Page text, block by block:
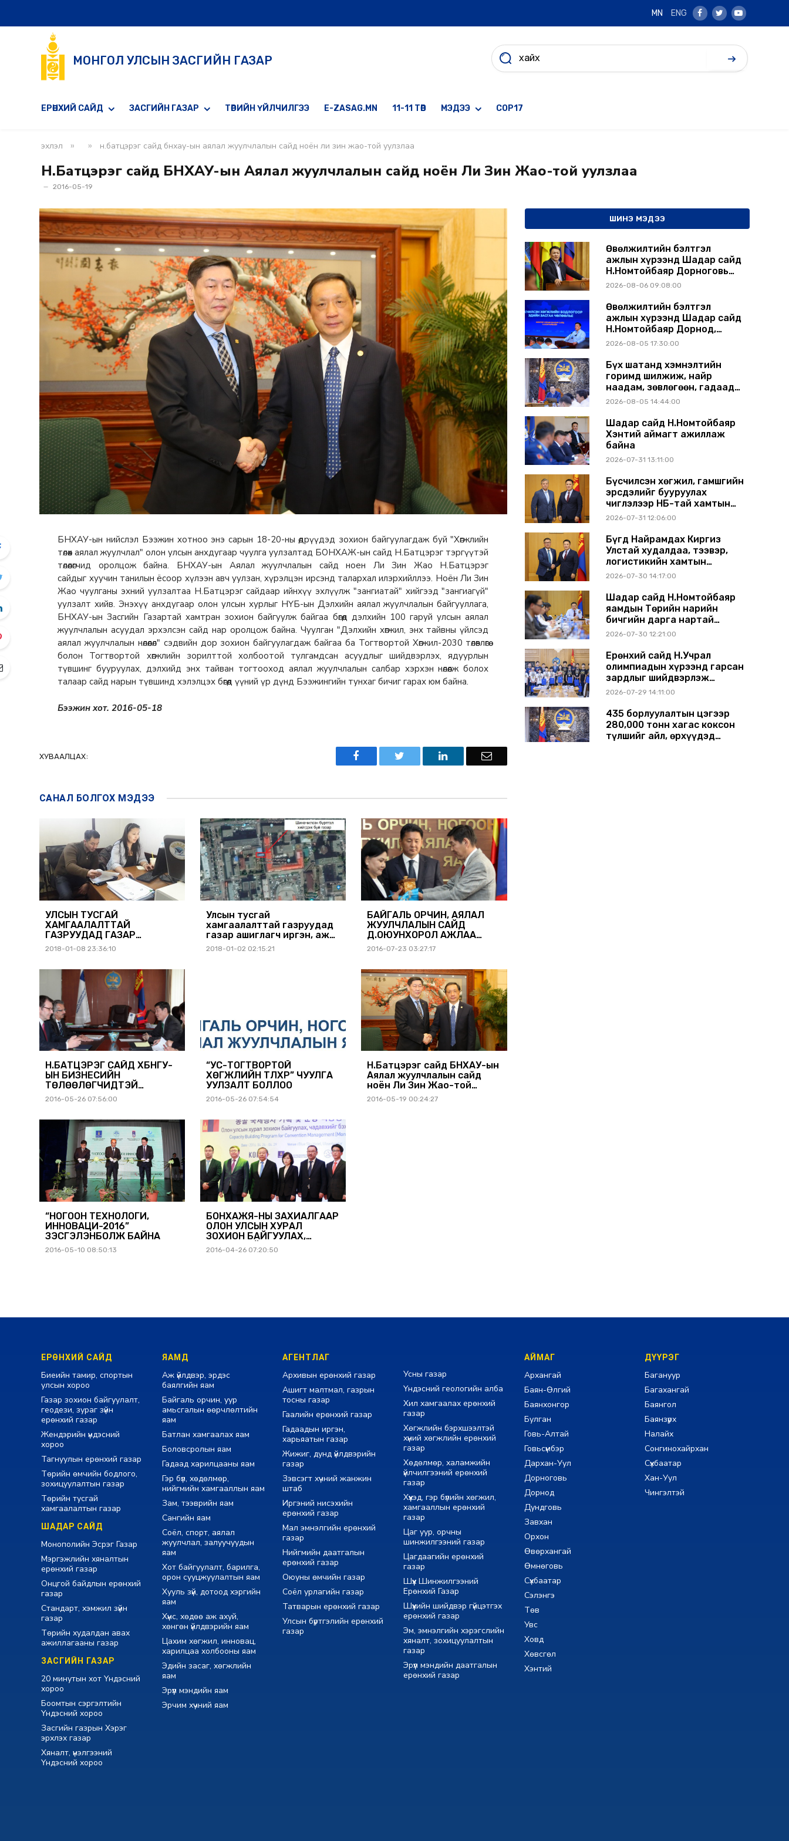
MN ENG
Facebook
TwitterYoutube
МОНГОЛ УЛСЫН ЗАСГИЙН ГАЗАР
ЕРӨНХИЙ САЙД ЗАСГИЙН ГАЗАР ТӨРИЙН ҮЙЛЧИЛГЭЭ E-ZASAG.MN 11-11 ТӨВ МЭДЭЭ COP17
эхлэл » » н.батцэрэг сайд бнхау-ын аялал жуулчлалын сайд ноён ли зин жао-той уулзлаа
Н.Батцэрэг сайд БНХАУ-ын Аялал жуулчлалын сайд ноён Ли Зин Жао-той уулзлаа
2016-05-19
БНХАУ-ын нийслэл Бээжин хотноо энэ сарын 18-20-ны өдрүүдэд зохион байгуулагдаж буй "Хөгжлийн
төлөөх аялал жуулчлал" олон улсын анхдугаарчуулга уулзалтад БОНХАЖ-ын сайд Н.Батцэрэг тэргүүтэй
төлөөлөгчид оролцож байна. БНХАУ-ын Аялал жуулчлалын сайд ноен Ли Зин Жао Н.Батцэрэг
сайдыг хуучин танилын ёсоор хүлээн авч уулзан, хүрэлцэн ирсэнд талархалилэрхийллээ. Ноён Ли Зин
Жао чуулганы эхний уулзалтаа Н.Батцэрэгсайдаар ийнхүү эхлүүлж "зангиатай" хийгээд "зангиагүй"
уулзалт хийв.Энэхүү анхдугаар олон улсын хурлыг НҮБ-ын Дэлхийн аялал жуулчлалынбайгууллага,
БНХАУ-ын Засгийн Газартай хамтран зохион байгуулж байгаа бөгөөд дэлхийн 100 гаруй улсын аялал
жуулчлалын асуудал эрхэлсэн сайд нар оролцож байна. Чуулган "Дэлхийн хөгжил, энх тайвны үйлсэд
аялал жуулчлалын нөлөөлөл" сэдвийн дор зохион байгуулагдаж байгаа ба Тогтвортой Хөгжил-2030 төлөвлөгөө
болон Тогтвортой хөгжлийн зорилттой холбоотой тулгамдсанасуудлыг шийдвэрлэх, ядуурлын
түвшинг бууруулах, дэлхийд энх тайван тогтооход аялал жуулчлалын салбар хэрхэн нөлөөлж болох
талаар сайднарын түвшинд хэлэлцэх бөгөөд үүний үр дүнд Бээжингийн тунхаг бичиггарах юм байна.
Бээжин хот. 2016-05-18
ХУВААЛЦАХ:
САНАЛ БОЛГОХ МЭДЭЭ
УЛСЫН ТУСГАЙ
ХАМГААЛАЛТТАЙ
ГАЗРУУДАД ГАЗАР
АШИГЛАГЧ ИРГЭН, АЖ
АХУЙН НЭГЖ,
ШИНЭЧИЛСЭН БҮРТГЭЛ 43
ХУВЬТАЙ ЯВАГДАЖ БАЙНА
2018-01-08 23:36:10
Улсын тусгай
хамгаалалттай газруудад
газар ашиглагч иргэн, аж
ахуйн нэгж, байгууллагын
анхааралд
2018-01-02 02:15:21
БАЙГАЛЬ ОРЧИН, АЯЛАЛ
ЖУУЛЧЛАЛЫН САЙД
Д.ОЮУНХОРОЛ АЖЛАА
ХҮЛЭЭЖ АВЛАА
2016-07-23 03:27:17
Н.БАТЦЭРЭГ САЙД ХБНГУ-
ЫН БИЗНЕСИЙН
ТӨЛӨӨЛӨГЧИДТЭЙ
УУЛЗЛАА
2016-05-26 07:56:00
“УС-ТОГТВОРТОЙ
ХӨГЖЛИЙН ТҮЛХҮҮР” ЧУУЛГА
УУЛЗАЛТ БОЛЛОО
2016-05-26 07:54:54
Н.Батцэрэг сайд БНХАУ-ын
Аялал жуулчлалын сайд
ноён Ли Зин Жао-той
уулзлаа
2016-05-19 00:24:27
“НОГООН ТЕХНОЛОГИ,
ИННОВАЦИ-2016”
ҮЗЭСГЭЛЭНБОЛЖ БАЙНА
2016-05-10 08:50:13
БОНХАЖЯ-НЫ ЗАХИАЛГААР
ОЛОН УЛСЫН ХУРАЛ
ЗОХИОН БАЙГУУЛАХ,
ЧАДАВХИЙГ БЭХЖҮҮЛЭХ
СУРГАЛТ БОЛЖ БАЙНА
2016-04-26 07:20:50
ШИНЭ МЭДЭЭ
Өвөлжилтийн бэлтгэл
ажлын хүрээнд Шадар сайд
Н.Номтойбаяр Дорноговь
аймагт ажиллав
2026-08-06 09:08:00
Өвөлжилтийн бэлтгэл
ажлын хүрээнд Шадар сайд
Н.Номтойбаяр Дорнод,
Сүхбаатар аймагт ажиллав
2026-08-05 17:30:00
Бүх шатанд хэмнэлтийн
горимд шилжиж, найр
наадам, зөвлөгөөн, гадаад
томилолтыг хориглолоо
2026-08-05 14:44:00
Шадар сайд Н.Номтойбаяр
Хэнтий аймагт ажиллаж
байна
2026-07-31 13:11:00
Бүсчилсэн хөгжил, гамшгийн
эрсдэлийг бууруулах
чиглэлээр НҮБ-тай хамтын
ажиллагаагаа
солилцлоо
2026-07-31 12:06:00
Бүгд Найрамдах Киргиз
Улстай худалдаа, тээвэр,
логистикийн хамтын
ажиллагааг өргөжүүлнэ
2026-07-30 14:17:00
Шадар сайд Н.Номтойбаяр
яамдын Төрийн нарийн
бичгийн дарга нартай
шуурхай хуралдлаа
2026-07-30 12:21:00
Ерөнхий сайд Н.Учрал
олимпиадын хүрээнд гарсан
зардлыг шийдвэрлэж
өгөхөөр болов
2026-07-29 14:11:00
435 борлуулалтын цэгээр
280,000 тонн хагас коксон
түлшийг айл, өрхүүдэд
ЕРӨНХИЙ САЙД
Биеийн тамир, спортын
улсын хороо
Газар зохион байгуулалт,
геодези, зураг зүйн
ерөнхий газар
Жендэрийн үндэсний
хороо
Тагнуулын ерөнхий газар
Төрийн өмчийн бодлого,
зохицуулалтын газар
Төрийн тусгай
хамгаалалтын газар
ШАДАР САЙД
Монополийн Эсрэг Газар
Мэргэжлийн хяналтын
ерөнхий газар
Онцгой байдлын ерөнхий
газар
Стандарт, хэмжил зүйн
газар
Төрийн худалдан авах
ажиллагааны газар
ЗАСГИЙН ГАЗАР
20 минутын хот Үндэсний
хороо
Боомтын сэргэлтийн
Үндэсний хороо
Засгийн газрын Хэрэг
эрхлэх газар
Хяналт, үнэлгээний
Үндэсний хороо
ЯАМД
Аж үйлдвэр, эрдэс
баялгийн яам
Байгаль орчин, уур
амьсгалын өөрчлөлтийн
яам
Батлан хамгаалах яам
Боловсролын яам
Гадаад харилцааны яам
Гэр бүл, хөдөлмөр,
нийгмийн хамгааллын яам
Зам, тээврийн яам
Сангийн яам
Соёл, спорт, аялал
жуулчлал, залуучуудын
яам
Хот байгуулалт, барилга,
орон сууцжуулалтын яам
Хууль зүй, дотоод хэргийн
яам
Хүнс, хөдөө аж ахуй,
хөнгөн үйлдвэрийн яам
Цахим хөгжил, инновац,
харилцаа холбооны яам
Эдийн засаг, хөгжлийн
яам
Эрүүл мэндийн яам
Эрчим хүчний яам
АГЕНТЛАГ
Архивын ерөнхий газар
Ашигт малтмал, газрын
тосны газар
Гаалийн ерөнхий газар
Гадаадын иргэн,
харьяатын газар
Жижиг, дунд үйлдвэрийн
газар
Зэвсэгт хүчний жанжин
штаб
Иргэний нисэхийн
ерөнхий газар
Мал эмнэлгийн ерөнхий
газар
Нийгмийн даатгалын
ерөнхий газар
Оюуны өмчийн газар
Соёл урлагийн газар
Татварын ерөнхий газар
Улсын бүртгэлийн ерөнхий
газар
Усны газар
Үндэсний геологийн алба
Хил хамгаалах ерөнхий
газар
Хөгжлийн бэрхшээлтэй
хүний хөгжлийн ерөнхий
газар
Хөдөлмөр, халамжийн
үйлчилгээний ерөнхий
газар
Хүүхэд, гэр бүлийн хөгжил,
хамгааллын ерөнхий
газар
Цаг уур, орчны
шинжилгээний газар
Цагдаагийн ерөнхий
газар
Шүүх Шинжилгээний
Ерөнхий Газар
Шүүхийн шийдвэр гүйцэтгэх
ерөнхий газар
Эм, эмнэлгийн хэрэгслийн
хяналт, зохицуулалтын
газар
Эрүүл мэндийн даатгалын
ерөнхий газар
АЙМАГ
Архангай
Баян-Өлгий
Баянхонгор
Булган
Говь-Алтай
Говьсүмбэр
Дархан-Уул
Дорноговь
Дорнод
Дундговь
Завхан
Орхон
Өвөрхангай
Өмнөговь
Сүхбаатар
Сэлэнгэ
Төв
Увс
Ховд
Хөвсгөл
Хэнтий
ДҮҮРЭГ
Багануур
Багахангай
Баянгол
Баянзүрх
Налайх
Сонгинохайрхан
Сүхбаатар
Хан-Уул
Чингэлтэй